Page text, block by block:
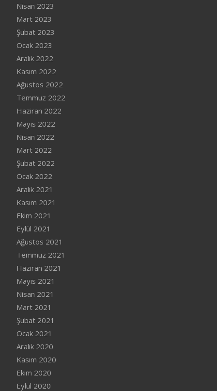
Nisan 2023
Mart 2023
Şubat 2023
Ocak 2023
Aralık 2022
Kasım 2022
Ağustos 2022
Temmuz 2022
Haziran 2022
Mayıs 2022
Nisan 2022
Mart 2022
Şubat 2022
Ocak 2022
Aralık 2021
Kasım 2021
Ekim 2021
Eylül 2021
Ağustos 2021
Temmuz 2021
Haziran 2021
Mayıs 2021
Nisan 2021
Mart 2021
Şubat 2021
Ocak 2021
Aralık 2020
Kasım 2020
Ekim 2020
Eylül 2020